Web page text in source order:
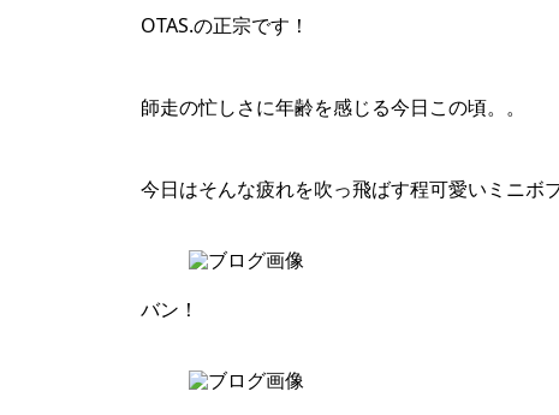
OTAS.の正宗です！
師走の忙しさに年齢を感じる今日この頃。。
今日はそんな疲れを吹っ飛ばす程可愛いミニボ
バン！